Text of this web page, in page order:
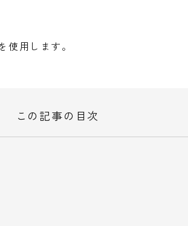
使用します。
この記事の目次